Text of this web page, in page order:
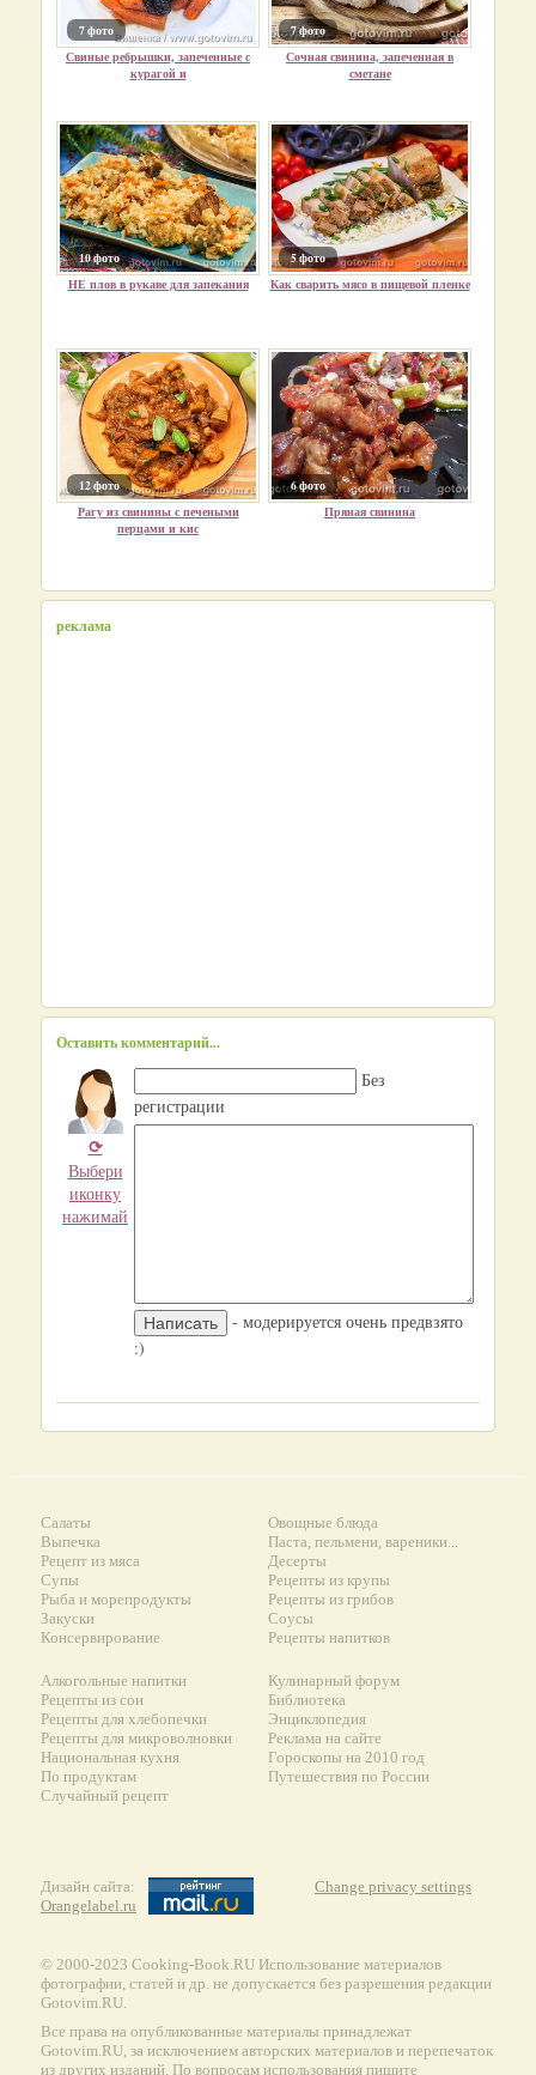
7 фото
Свиные ребрышки, запеченные с
курагой и
7 фото
Сочная свинина, запеченная в
сметане
10 фото
НЕ плов в рукаве для запекания
5 фото
Как сварить мясо в пищевой пленке
12 фото
Рагу из свинины с печеными
перцами и кис
6 фото
Пряная свинина
реклама
Оставить комментарий...
⟳
Выбери
иконку
нажимай
Без
регистрации
- модерируется очень предвзято
:)
Салаты
Выпечка
Рецепт из мяса
Супы
Рыба и морепродукты
Закуски
Консервирование
Овощные блюда
Паста, пельмени, вареники...
Десерты
Рецепты из крупы
Рецепты из грибов
Соусы
Рецепты напитков
Алкогольные напитки
Рецепты из сои
Рецепты для хлебопечки
Рецепты для микроволновки
Национальная кухня
По продуктам
Случайный рецепт
Кулинарный форум
Библиотека
Энциклопедия
Реклама на сайте
Гороскопы на 2010 год
Путешествия по России
Дизайн сайта:
Orangelabel.ru
Change privacy settings
© 2000-2023 Сooking-Book.RU Использование материалов
фотографии, статей и др. не допускается без разрешения редакции
Gotovim.RU.
Все права на опубликованные материалы принадлежат
Gotovim.RU, за исключением авторских материалов и перепечаток
из других изданий. По вопросам использования пишите